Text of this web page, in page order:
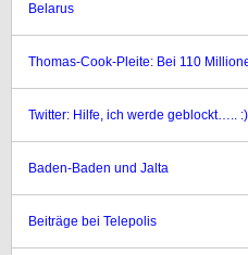
Belarus
Thomas-Cook-Pleite: Bei 110
Twitter: Hilfe, ich werde geblockt…..
Baden-Baden und Jalta
Beiträge bei Telepolis